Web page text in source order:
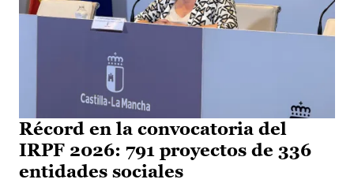
Récord en la convocatoria del
IRPF 2026: 791 proyectos de 336
entidades sociales